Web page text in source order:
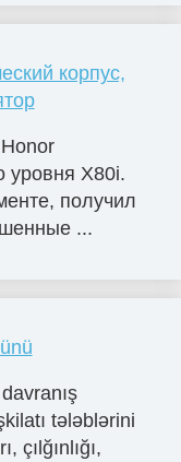
корпус,
уровня X80i.
получил
...
tələblərini
çılğınlığı,